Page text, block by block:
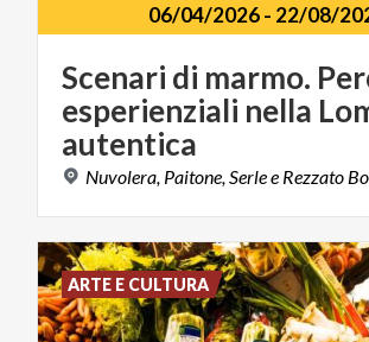
06/04/2026- 22/08/
Scenari di marmo.
esperienziali nella
autentica
Nuvolera, Paitone,Serlee Rezzato
ARTE E CULTURA